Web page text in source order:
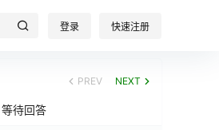
登录 快速注册
PREV NEXT
等待回答